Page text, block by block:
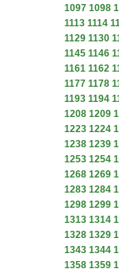
1097 1098
1113 1114
1129 1130
1145 1146
1161 1162
1177 1178
1193 1194
1208 1209
1223 1224
1238 1239
1253 1254
1268 1269
1283 1284
1298 1299
1313 1314
1328 1329
1343 1344
1358 1359